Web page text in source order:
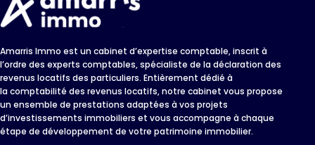
Amarris Immo est un cabinet d’expertise comptable, inscrit à
l’ordre des experts comptables, spécialiste de la déclaration des
revenus locatifs des particuliers. Entièrement dédié à
la comptabilité des revenus locatifs, notre cabinet vous propose
un ensemble de prestations adaptées à vos projets
d’investissements immobiliers et vous accompagne à chaque
étape de développement de votre patrimoine immobilier.